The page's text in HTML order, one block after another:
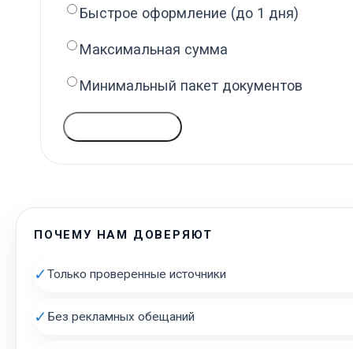
Быстрое оформление (до 1 дня)
Максимальная сумма
Минимальный пакет документов
ПОЧЕМУ НАМ ДОВЕРЯЮТ
✓Только проверенные источники
✓ Без рекламных обещаний